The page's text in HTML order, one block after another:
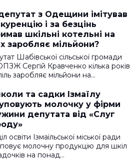
з Одещини імітував
і за безцінь
шкільні котельні на
заробляє мільйони?
Шабівської сільської громади
Сергій Кравченко кілька років
заробляє мільйони на…
та садки Ізмаїлу
молочку у фірми
депутата від «Слуг
освіти Ізмаїльської міської ради
молочну продукцію для шкіл
на понад…